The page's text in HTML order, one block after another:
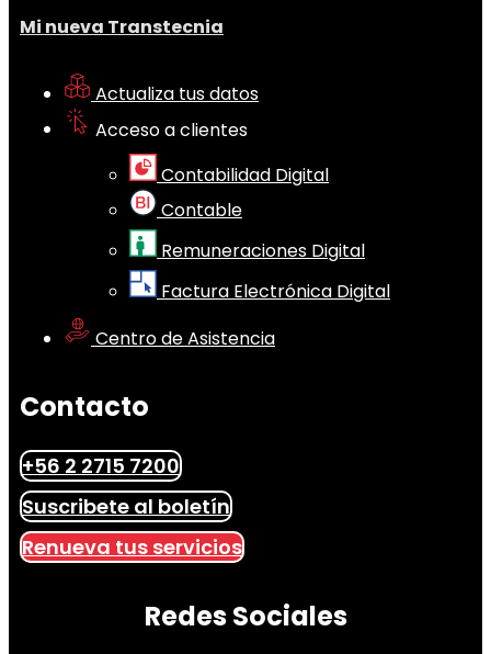
Mi nueva Transtecnia
Actualiza tus datos
Acceso a clientes
Contabilidad Digital
Contable
Remuneraciones Digital
Factura Electrónica Digital
Centro de Asistencia
Contacto
+56 2 2715 7200
Suscribete al boletín
Renueva tus servicios
Redes Sociales